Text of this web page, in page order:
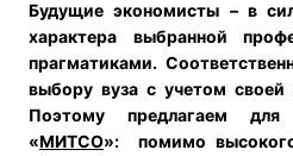
Будущие экономисты – в
характера выбранной
прагматиками.
выбору вуза с учетом
Поэтому предлагаем для
«МИТСО»:
помимо